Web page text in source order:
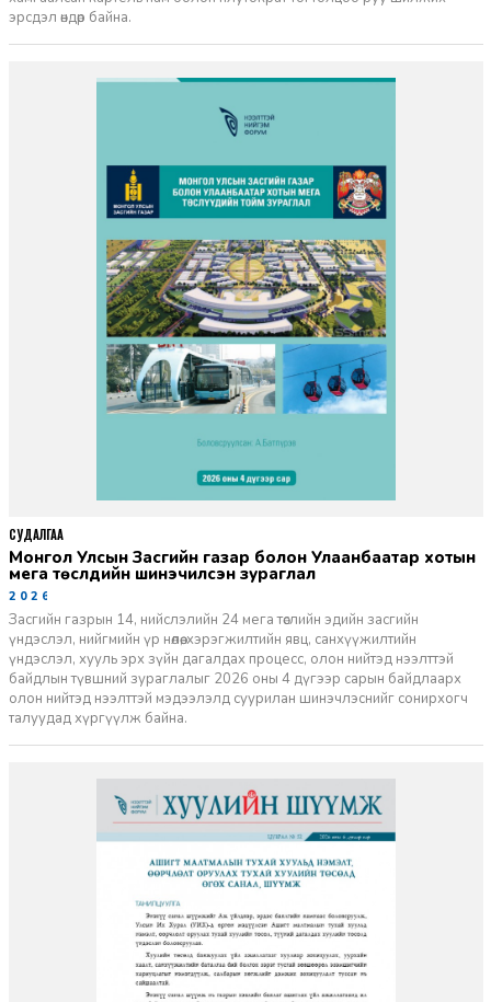
эрсдэл өндөр байна.
Монгол Улсын Засгийн газар болон Улаанбаатар хотын
мега төслүүдийн шинэчилсэн зураглал
2026-06-29
Засгийн газрын 14, нийслэлийн 24 мега төслийн эдийн засгийн
үндэслэл, нийгмийн үр нөлөө, хэрэгжилтийн явц, санхүүжилтийн
үндэслэл, хууль эрх зүйн дагалдах процесс, олон нийтэд нээлттэй
байдлын түвшний зураглалыг 2026 оны 4 дүгээр сарын байдлаарх
олон нийтэд нээлттэй мэдээлэлд суурилан шинэчлэснийг сонирхогч
талуудад хүргүүлж байна.
СУДАЛГАА